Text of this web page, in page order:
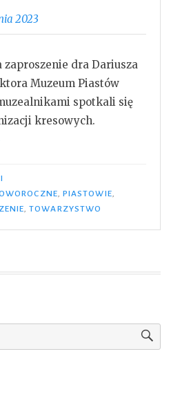
2023
zaproszenie dra Dariusza
Muzeum Piastów
spotkali się
kresowych.
, PIASTOWIE,
,TOWARZYSTWO